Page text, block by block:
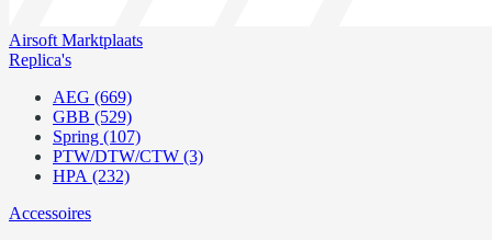
Airsoft Marktplaats
Replica's
AEG (669)
GBB (529)
Spring (107)
PTW/DTW/CTW (3)
HPA (232)
Accessoires